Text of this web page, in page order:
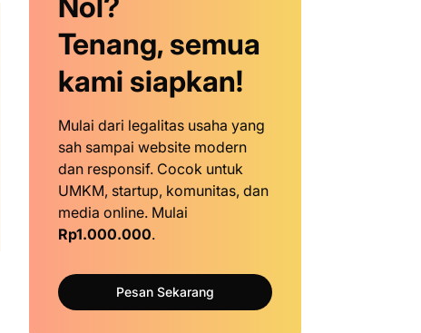
Tenang, semua
kami siapkan!
Mulai dari legalitas usaha yang
sah sampai website modern
dan responsif. Cocok untuk
UMKM, startup, komunitas, dan
media online. Mulai
Rp1.000.000.
Pesan Sekarang